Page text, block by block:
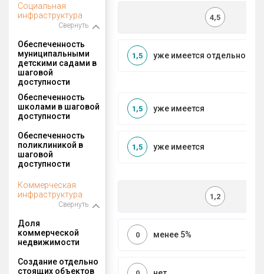
Социальная
инфраструктура
Свернуть
4,5
Обеспеченность
муниципальными
детскими садами в
шаговой
доступности
уже имеется
1,5
Обеспеченность
школами в шаговой
доступности
уже имеется
1,5
Обеспеченность
поликлиникой в
шаговой
доступности
уже имеется
1,5
Коммерческая
инфраструктура
Свернуть
1,2
Доля
коммерческой
недвижимости
менее 5%
0
Создание отдельно
стоящих объектов